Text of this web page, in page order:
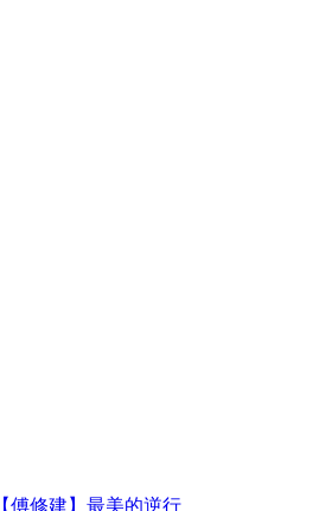
【傅修建】最美的逆行